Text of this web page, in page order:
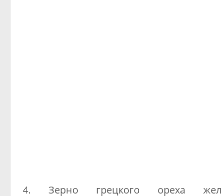
4. Зерно грецкого ореха